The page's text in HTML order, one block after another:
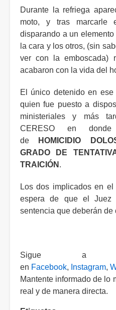
Durante la refriega
moto, y tras marcarle
disparando a un
la cara y los otros, (sin
ver con la emboscada)
acabaron con la vida del
El único detenido en
quien fue puesto a
ministeriales y más
CERESO en
de
HOMICIDIO
GRADO DE
TRAICIÓN .
Los dos implicados en el
espera de que el Juez
sentencia que deberán de
Sigue a
en Facebook, Instagram,
Mantente informado de lo
real y de manera directa.